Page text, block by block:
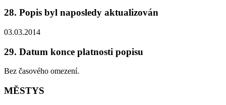
28. Popis byl naposledy aktualizován
03.03.2014
29. Datum konce platnosti popisu
Bez časového omezení.
MĚSTYS